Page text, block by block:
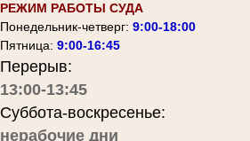
РЕЖИМ РАБОТЫ СУДА
Понедельник-четверг: 9:00-18:00
Пятница: 9:00-16:45
Перерыв:
13:00-13:45
Суббота-воскресенье:
нерабочие дни